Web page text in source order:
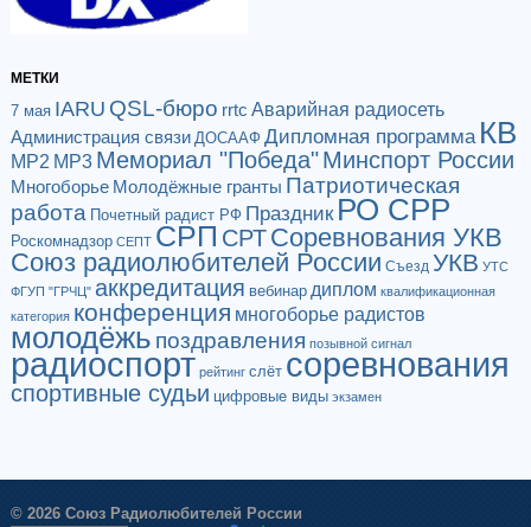
МЕТКИ
7 мая IARU QSL-бюро rrtc Аварийная радиосеть
Администрация связи ДОСААФ Дипломная программа КВ
МР2 МР3 Мемориал "Победа"Минспорт России
Многоборье Молодёжные гранты Патриотическая
работа Почетный радист РФ Праздник РО СРР
Роскомнадзор СЕПТ СРП СРТСоревнования УКВ
Союз радиолюбителей России Съезд УКВ УТС
ФГУП "ГРЧЦ" аккредитация вебинар диплом квалификационная
категория конференция многоборье радистов
молодёжь поздравления позывной сигнал
радиоспорт рейтинг слёт соревнования
спортивные судьи цифровые виды экзамен
© 2026 Союз Радиолюбителей России